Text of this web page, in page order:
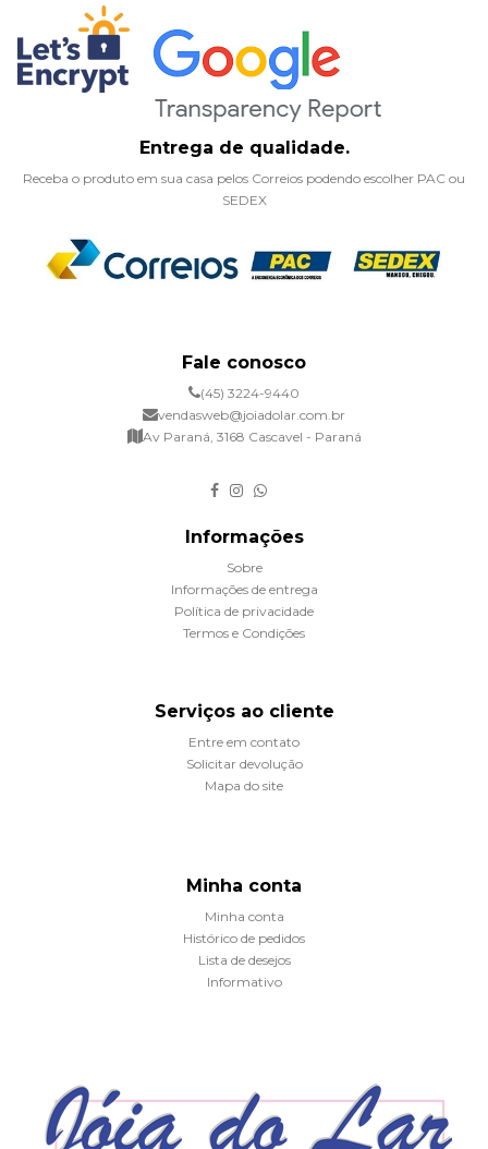
Entrega de qualidade.
Receba o produto em sua casa pelos Correios podendo escolher PAC ou
SEDEX
Fale conosco
(45) 3224-9440
vendasweb@joiadolar.com.br
Av Paraná, 3168 Cascavel - Paraná
Informações
Sobre
Informações de entrega
Política de privacidade
Termos e Condições
Serviços ao cliente
Entre em contato
Solicitar devolução
Mapa do site
Minha conta
Minha conta
Histórico de pedidos
Lista de desejos
Informativo